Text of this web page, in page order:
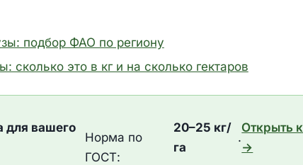
подбор ФАО по региону
сколько это в кг и на сколько гектаров
для вашего
Норма по
ГОСТ:
20–25 кг/
га
.
Открыть
→